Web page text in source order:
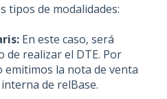
tipos de modalidades:
En este caso, será
de realizar el DTE. Por
emitimos la nota de venta
de relBase.